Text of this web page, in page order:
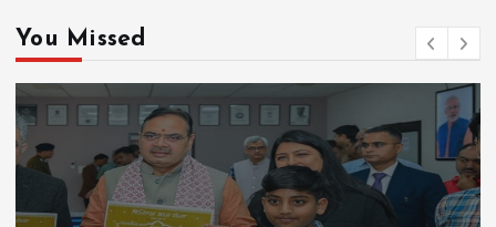
You Missed